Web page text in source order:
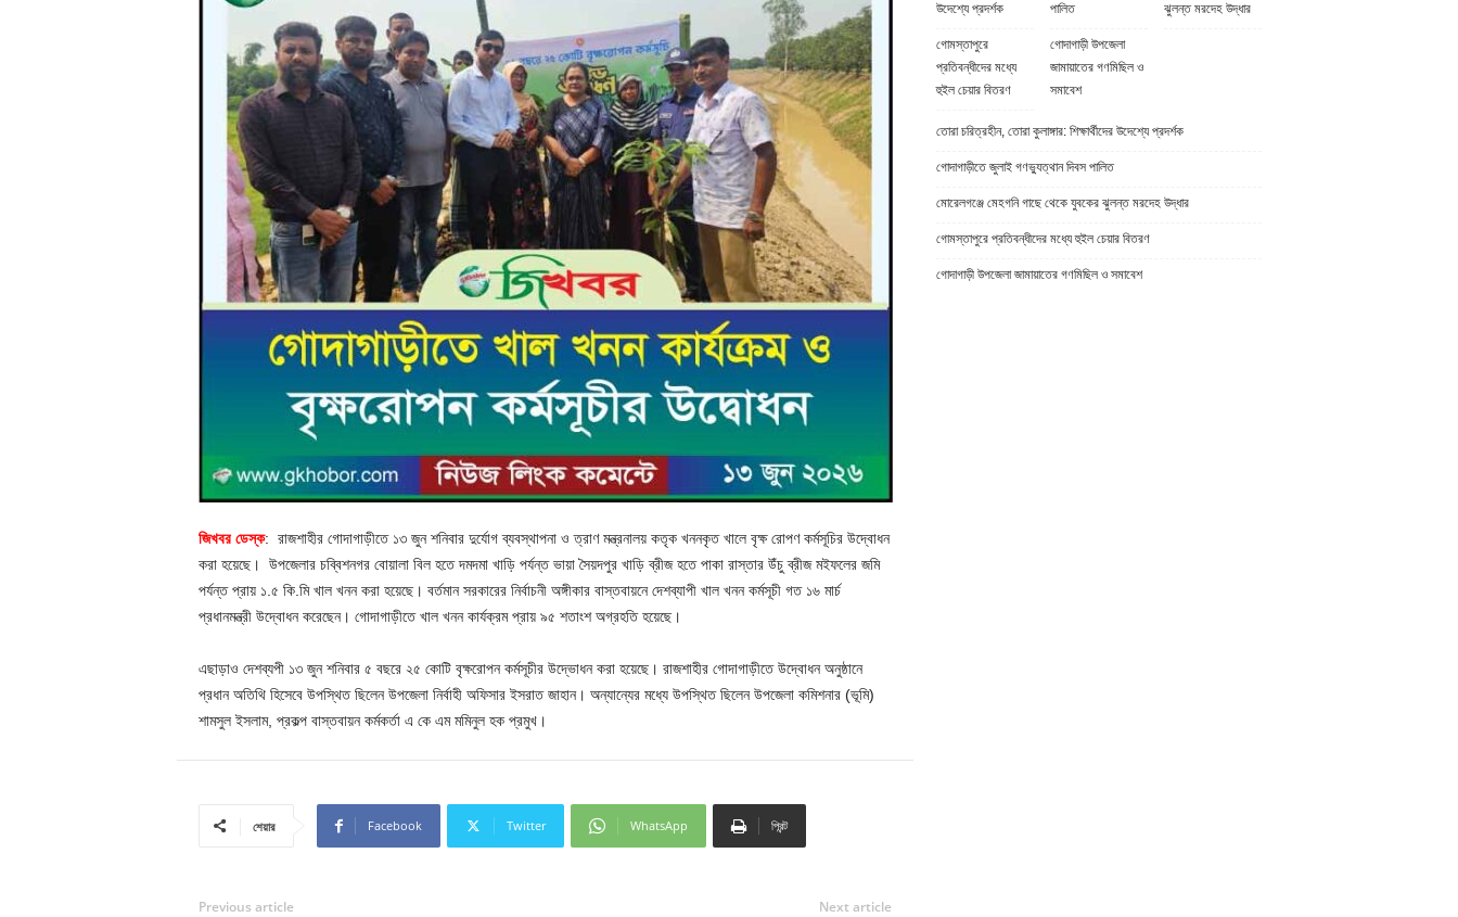
জিখবর ডেস্ক: রাজশাহীর গোদাগাড়ীতে ১৩ জুন শনিবার দুর্যোগ ব্যবস্থাপনা ও ত্রাণ মন্ত্রনালয় কতৃক খননকৃত খালে বৃক্ষ রোপণ কর্মসূচির উদ্বোধন
করা হয়েছে। উপজেলার চব্বিশনগর বোয়ালা বিল হতে দমদমা খাড়ি পর্যন্ত ভায়া সৈয়দপুর খাড়ি ব্রীজ হতে পাকা রাস্তার উঁচু ব্রীজ মইফলের জমি
পর্যন্ত প্রায় ১.৫ কি.মি খাল খনন করা হয়েছে। বর্তমান সরকারের নির্বাচনী অঙ্গীকার বাস্তবায়নে দেশব্যাপী খাল খনন কর্মসূচী গত ১৬ মার্চ
প্রধানমন্ত্রী উদ্বোধন করেছেন। গোদাগাড়ীতে খাল খনন কার্যক্রম প্রায় ৯৫ শতাংশ অগ্রহতি হয়েছে।
এছাড়াও দেশব্যপী ১৩ জুন শনিবার ৫ বছরে ২৫ কোটি বৃক্ষরোপন কর্মসূচীর উদ্ভোধন করা হয়েছে। রাজশাহীর গোদাগাড়ীতে উদ্বোধন অনুষ্ঠানে
প্রধান অতিথি হিসেবে উপস্থিত ছিলেন উপজেলা নির্বাহী অফিসার ইসরাত জাহান। অন্যান্যের মধ্যে উপস্থিত ছিলেন উপজেলা কমিশনার (ভূমি)
শামসুল ইসলাম, প্রকল্প বাস্তবায়ন কর্মকর্তা এ কে এম মমিনুল হক প্রমুখ।
শেয়ার Facebook Twitter WhatsApp প্রিন্ট
Previous article Next article
উদেশ্যে প্রদর্শক
পালিত
ঝুলন্ত মরদেহ উদ্ধার
গোমস্তাপুরে
প্রতিবন্ধীদের মধ্যে
হুইল চেয়ার বিতরণ
গোদাগাড়ী উপজেলা
জামায়াতের গণমিছিল ও
সমাবেশ
তোরা চরিত্রহীন, তোরা কুলাঙ্গার: শিক্ষার্থীদের উদেশ্যে প্রদর্শক
গোদাগাড়ীতে জুলাই গণভ্যুত্থান দিবস পালিত
মোরেলগঞ্জে মেহগনি গাছে থেকে যুবকের ঝুলন্ত মরদেহ উদ্ধার
গোমস্তাপুরে প্রতিবন্ধীদের মধ্যে হুইল চেয়ার বিতরণ
গোদাগাড়ী উপজেলা জামায়াতের গণমিছিল ও সমাবেশ